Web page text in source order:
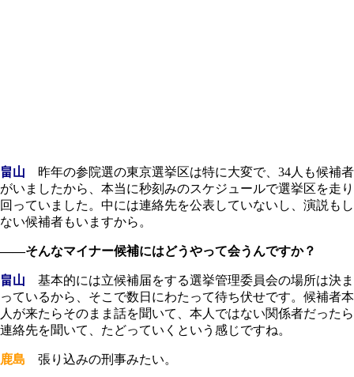
畠山 昨年の参院選の東京選挙区は特に大変で、34人も候補者
がいましたから、本当に秒刻みのスケジュールで選挙区を走り
回っていました。中には連絡先を公表していないし、演説もし
ない候補者もいますから。
――そんなマイナー候補にはどうやって会うんですか？
畠山 基本的には立候補届をする選挙管理委員会の場所は決ま
っているから、そこで数日にわたって待ち伏せです。候補者本
人が来たらそのまま話を聞いて、本人ではない関係者だったら
連絡先を聞いて、たどっていくという感じですね。
鹿島 張り込みの刑事みたい。